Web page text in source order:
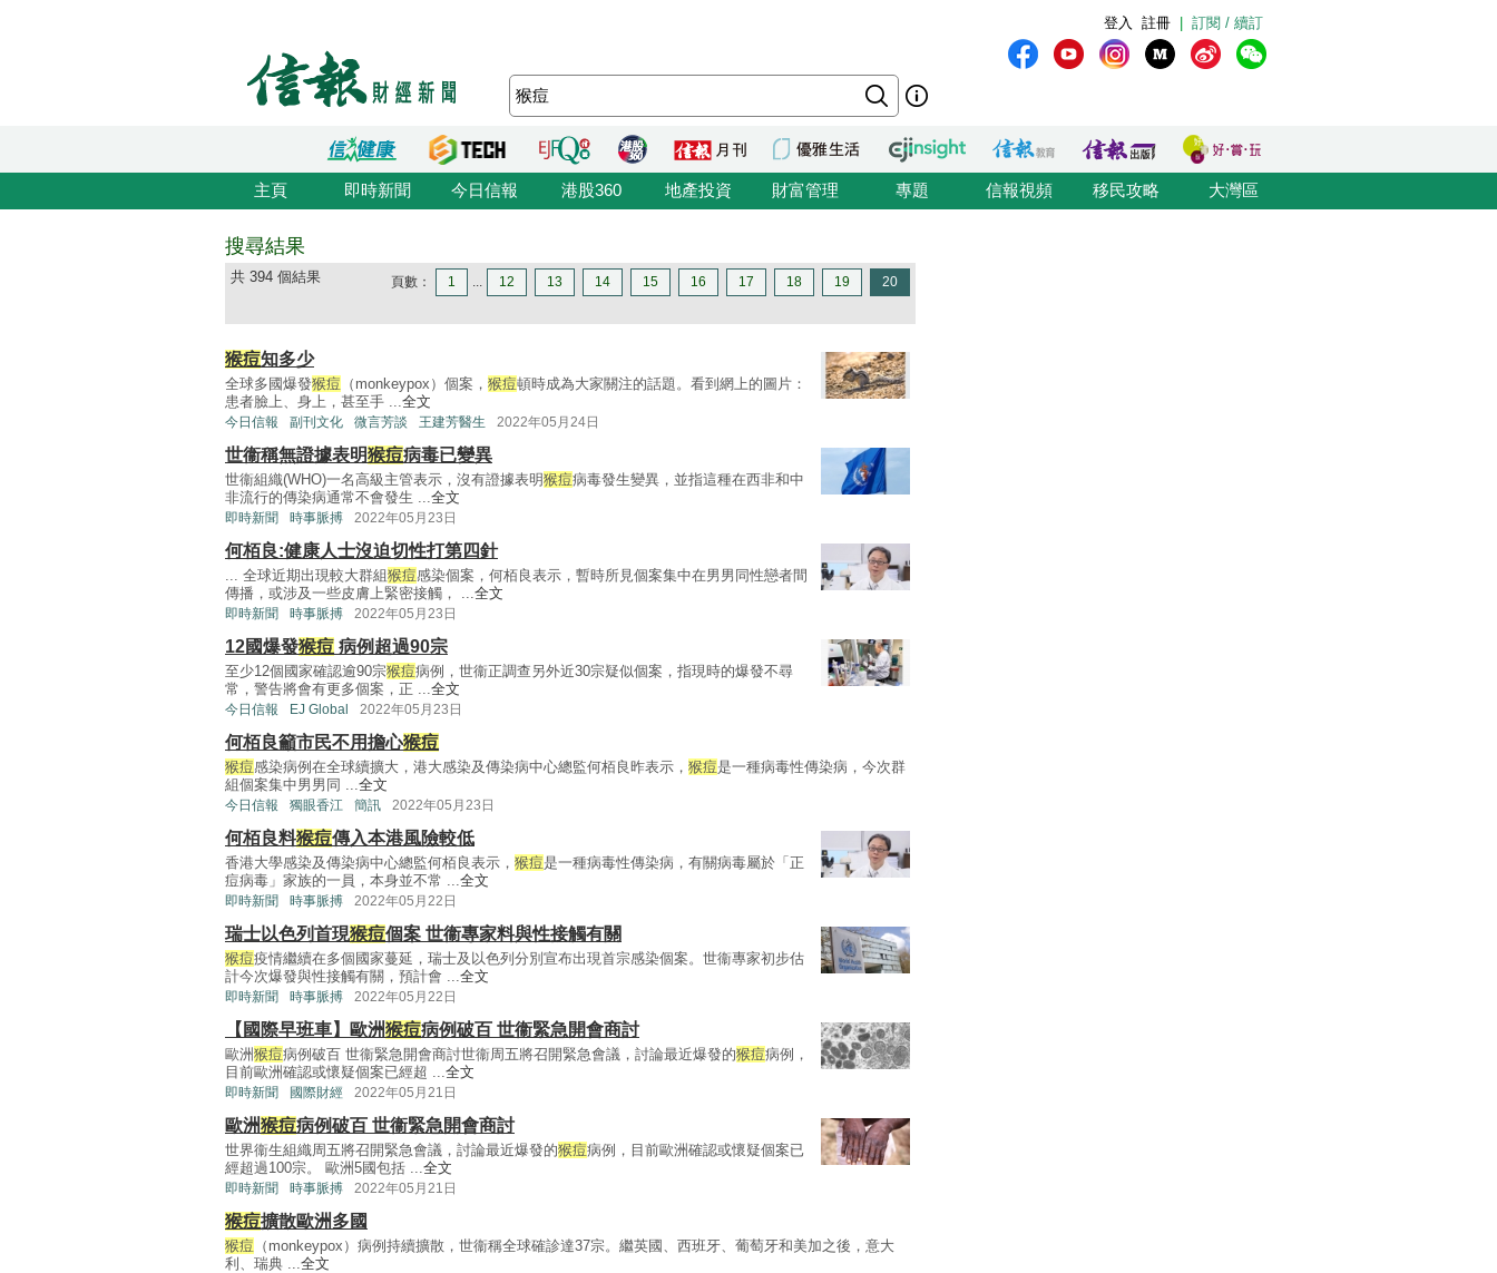
訂閱 / 續訂
註冊
登入
主頁 即時新聞 今日信報 港股360 地產投資 財富管理 專題 信報視頻 移民攻略 大灣區
搜尋結果
共 394 個結果 頁數： 1 ... 12 13 14 15 16 17 18 19 20
猴痘知多少
全球多國爆發猴痘 （monkeypox）個案， 猴痘頓時成為大家關注的話題。看到網上的圖片：
患者臉上、身上，甚至手 ...全文
今日信報 副刊文化 微言芳談 王建芳醫生 2022年05月24日
世衞稱無證據表明猴痘病毒已變異
世衞組織(WHO)一名高級主管表示，沒有證據表明猴痘病毒發生變異，並指這種在西非和中
非流行的傳染病通常不會發生 ...全文
即時新聞 時事脈搏 2022年05月23日
何栢良:健康人士沒迫切性打第四針
... 全球近期出現較大群組猴痘感染個案，何栢良表示，暫時所見個案集中在男男同性戀者間
傳播，或涉及一些皮膚上緊密接觸， ...全文
即時新聞 時事脈搏 2022年05月23日
12國爆發猴痘 病例超過90宗
至少12個國家確認逾90宗猴痘病例，世衞正調查另外近30宗疑似個案，指現時的爆發不尋
常，警告將會有更多個案，正 ...全文
今日信報 EJ Global 2022年05月23日
何栢良籲市民不用擔心猴痘
猴痘感染病例在全球續擴大，港大感染及傳染病中心總監何栢良昨表示， 猴痘是一種病毒性傳染病，今次群
組個案集中男男同 ...全文
今日信報 獨眼香江 簡訊 2022年05月23日
何栢良料猴痘傳入本港風險較低
香港大學感染及傳染病中心總監何栢良表示， 猴痘是一種病毒性傳染病，有關病毒屬於「正
痘病毒」家族的一員，本身並不常 ...全文
即時新聞 時事脈搏 2022年05月22日
瑞士以色列首現猴痘個案 世衞專家料與性接觸有關
猴痘疫情繼續在多個國家蔓延，瑞士及以色列分別宣布出現首宗感染個案。世衞專家初步估
計今次爆發與性接觸有關，預計會 ...全文
即時新聞 時事脈搏 2022年05月22日
【國際早班車】歐洲猴痘病例破百 世衞緊急開會商討
歐洲猴痘病例破百 世衞緊急開會商討世衞周五將召開緊急會議，討論最近爆發的猴痘病例，
目前歐洲確認或懷疑個案已經超 ...全文
即時新聞 國際財經 2022年05月21日
歐洲猴痘病例破百 世衞緊急開會商討
世界衞生組織周五將召開緊急會議，討論最近爆發的猴痘病例，目前歐洲確認或懷疑個案已
經超過100宗。 歐洲5國包括 ...全文
即時新聞 時事脈搏 2022年05月21日
猴痘擴散歐洲多國
猴痘 （monkeypox）病例持續擴散，世衞稱全球確診達37宗。繼英國、西班牙、葡萄牙和美加之後，意大
利、瑞典 ...全文